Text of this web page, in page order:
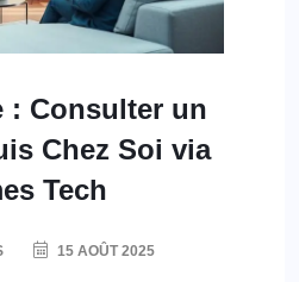
: Consulter un
Chez Soi via
Tech
15 AOÛT 2025